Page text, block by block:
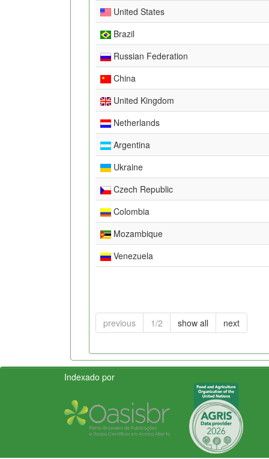
United States
Brazil
Russian Federation
China
United Kingdom
Netherlands
Argentina
Ukraine
Czech Republic
Colombia
Mozambique
Venezuela
previous 1/2 show all next
Indexado por